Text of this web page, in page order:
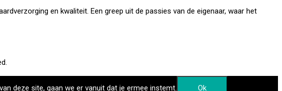
en kwaliteit. Een greep uit de passies van de eigenaar, waar het
deze site, gaan we er vanuit dat je ermee instemt. Ok